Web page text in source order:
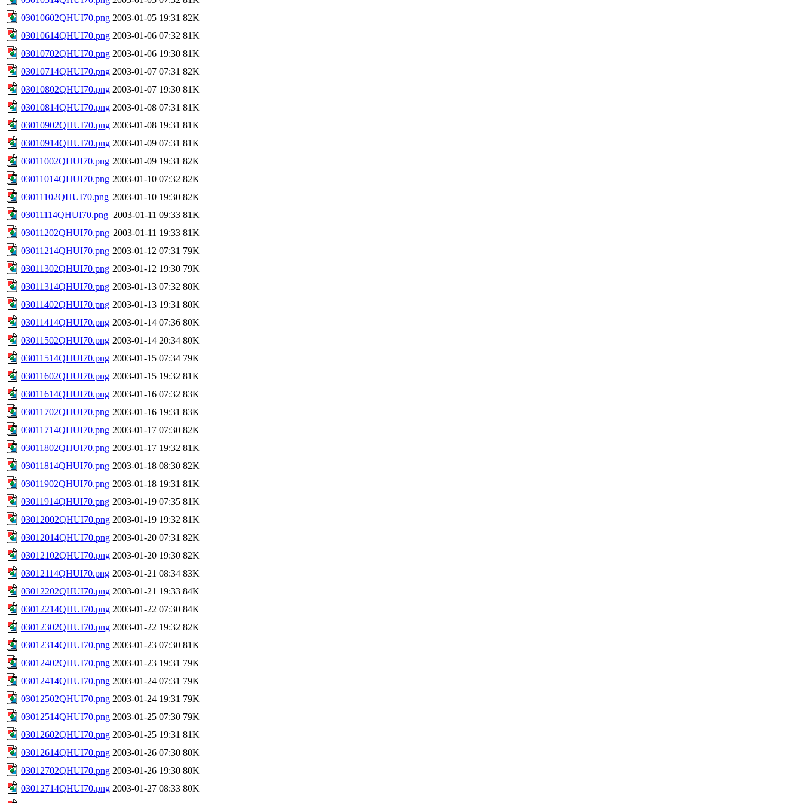
03010602QHUI70.png 2003-01-05 19:31 82K
03010614QHUI70.png 2003-01-06 07:32 81K
03010702QHUI70.png 2003-01-06 19:30 81K
03010714QHUI70.png 2003-01-07 07:31 82K
03010802QHUI70.png 2003-01-07 19:30 81K
03010814QHUI70.png 2003-01-08 07:31 81K
03010902QHUI70.png 2003-01-08 19:31 81K
03010914QHUI70.png 2003-01-09 07:31 81K
03011002QHUI70.png 2003-01-09 19:31 82K
03011014QHUI70.png 2003-01-10 07:32 82K
03011102QHUI70.png 2003-01-10 19:30 82K
03011114QHUI70.png 2003-01-11 09:33 81K
03011202QHUI70.png 2003-01-11 19:33 81K
03011214QHUI70.png 2003-01-12 07:31 79K
03011302QHUI70.png 2003-01-12 19:30 79K
03011314QHUI70.png 2003-01-13 07:32 80K
03011402QHUI70.png 2003-01-13 19:31 80K
03011414QHUI70.png 2003-01-14 07:36 80K
03011502QHUI70.png 2003-01-14 20:34 80K
03011514QHUI70.png 2003-01-15 07:34 79K
03011602QHUI70.png 2003-01-15 19:32 81K
03011614QHUI70.png 2003-01-16 07:32 83K
03011702QHUI70.png 2003-01-16 19:31 83K
03011714QHUI70.png 2003-01-17 07:30 82K
03011802QHUI70.png 2003-01-17 19:32 81K
03011814QHUI70.png 2003-01-18 08:30 82K
03011902QHUI70.png 2003-01-18 19:31 81K
03011914QHUI70.png 2003-01-19 07:35 81K
03012002QHUI70.png 2003-01-19 19:32 81K
03012014QHUI70.png 2003-01-20 07:31 82K
03012102QHUI70.png 2003-01-20 19:30 82K
03012114QHUI70.png 2003-01-21 08:34 83K
03012202QHUI70.png 2003-01-21 19:33 84K
03012214QHUI70.png 2003-01-22 07:30 84K
03012302QHUI70.png 2003-01-22 19:32 82K
03012314QHUI70.png 2003-01-23 07:30 81K
03012402QHUI70.png 2003-01-23 19:31 79K
03012414QHUI70.png 2003-01-24 07:31 79K
03012502QHUI70.png 2003-01-24 19:31 79K
03012514QHUI70.png 2003-01-25 07:30 79K
03012602QHUI70.png 2003-01-25 19:31 81K
03012614QHUI70.png 2003-01-26 07:30 80K
03012702QHUI70.png 2003-01-26 19:30 80K
03012714QHUI70.png 2003-01-27 08:33 80K